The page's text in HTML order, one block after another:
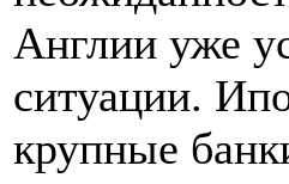
Англии уже
ситуации.
крупные